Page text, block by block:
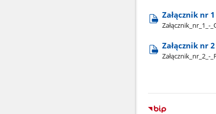
Załącznik nr
Załącznik nr
Załącznik​_nr​_2​_-​